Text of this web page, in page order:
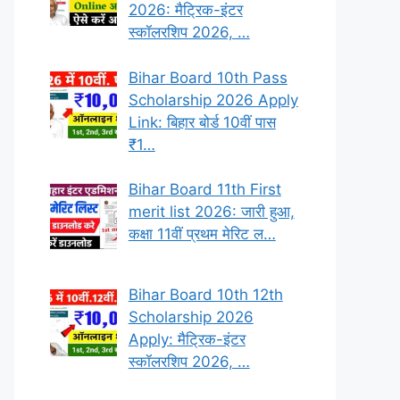
2026: मैट्रिक-इंटर
स्कॉलरशिप 2026, …
Bihar Board 10th Pass
Scholarship 2026 Apply
Link: बिहार बोर्ड 10वीं पास
₹1…
Bihar Board 11th First
merit list 2026: जारी हुआ,
कक्षा 11वीं प्रथम मेरिट ल…
Bihar Board 10th 12th
Scholarship 2026
Apply: मैट्रिक-इंटर
स्कॉलरशिप 2026, …